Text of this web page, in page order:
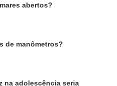
abertos?
de manômetros?
na adolescência seria